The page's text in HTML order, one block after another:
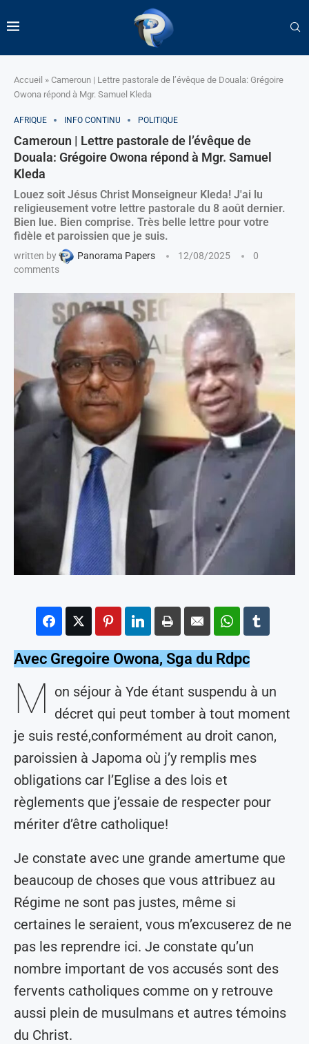
Accueil » Cameroun | Lettre pastorale de l’évêque de Douala: Grégoire
Owona répond à Mgr. Samuel Kleda
AFRIQUE INFO CONTINU POLITIQUE
Cameroun | Lettre pastorale de l’évêque de
Douala: Grégoire Owona répond à Mgr. Samuel
Kleda
Louez soit Jésus Christ Monseigneur Kleda! J'ai lu
religieusement votre lettre pastorale du 8 août dernier.
Bien lue. Bien comprise. Très belle lettre pour votre
fidèle et paroissien que je suis.
written by Panorama Papers 12/08/2025
0
comments
Avec Gregoire Owona, Sga du Rdpc
M on séjour à Yde étant suspendu à un
décret qui peut tomber à tout moment
je suis resté,conformément au droit canon,
paroissien à Japoma où j’y remplis mes
obligations car l’Eglise a des lois et
règlements que j’essaie de respecter pour
mériter d’être catholique!
Je constate avec une grande amertume que
beaucoup de choses que vous attribuez au
Régime ne sont pas justes, même si
certaines le seraient, vous m’excuserez de ne
pas les reprendre ici. Je constate qu’un
nombre important de vos accusés sont des
fervents catholiques comme on y retrouve
aussi plein de musulmans et autres témoins
du Christ.